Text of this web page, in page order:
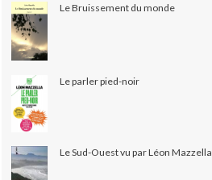
Le Bruissement du monde
Le parler pied-noir
Le Sud-Ouest vu par Léon Mazzella